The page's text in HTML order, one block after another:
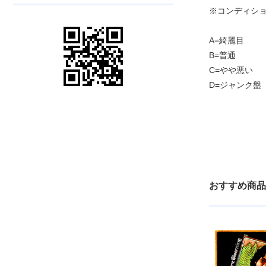
※コンディシ
A=綺麗目
B=普通
C=やや悪い
D=ジャンク盤
おすすめ商品